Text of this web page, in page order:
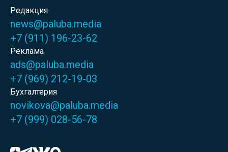
Редакция
news@paluba.media
+7 (911) 196-23-62
Реклама
ads@paluba.media
+7 (969) 212-19-03
Бухгалтерия
novikova@paluba.media
+7 (999) 028-56-78